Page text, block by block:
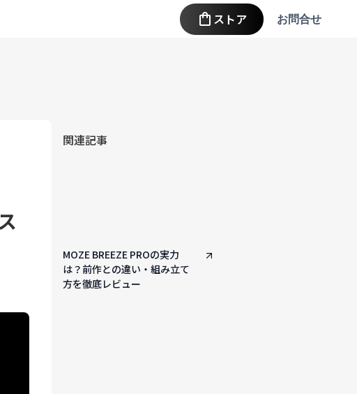
ストア お問合せ
関連記事
MOZE BREEZE PROの実力
は？前作との違い・組み立て
方を徹底レビュー